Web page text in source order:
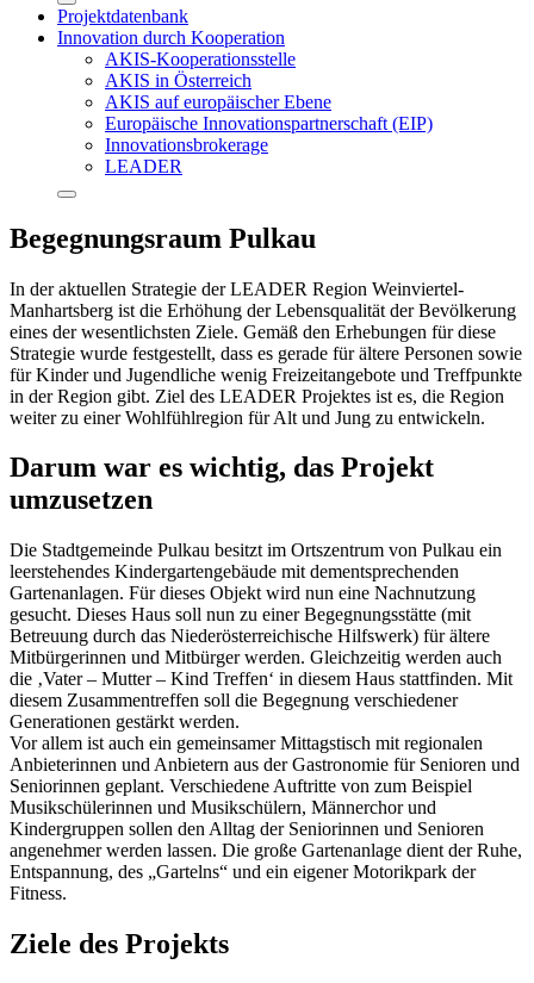
Projektdatenbank
Innovation durch Kooperation
AKIS-Kooperationsstelle
AKIS in Österreich
AKIS auf europäischer Ebene
Europäische Innovationspartnerschaft (EIP)
Innovationsbrokerage
LEADER
Begegnungsraum Pulkau
In der aktuellen Strategie der LEADER Region Weinviertel-
Manhartsberg ist die Erhöhung der Lebensqualität der Bevölkerung
eines der wesentlichsten Ziele. Gemäß den Erhebungen für diese
Strategie wurde festgestellt, dass es gerade für ältere Personen sowie
für Kinder und Jugendliche wenig Freizeitangebote und Treffpunkte
in der Region gibt. Ziel des LEADER Projektes ist es, die Region
weiter zu einer Wohlfühlregion für Alt und Jung zu entwickeln.
Darum war es wichtig, das Projekt
umzusetzen
Die Stadtgemeinde Pulkau besitzt im Ortszentrum von Pulkau ein
leerstehendes Kindergartengebäude mit dementsprechenden
Gartenanlagen. Für dieses Objekt wird nun eine Nachnutzung
gesucht. Dieses Haus soll nun zu einer Begegnungsstätte (mit
Betreuung durch das Niederösterreichische Hilfswerk) für ältere
Mitbürgerinnen und Mitbürger werden. Gleichzeitig werden auch
die ‚Vater – Mutter – Kind Treffen‘ in diesem Haus stattfinden. Mit
diesem Zusammentreffen soll die Begegnung verschiedener
Generationen gestärkt werden.
Vor allem ist auch ein gemeinsamer Mittagstisch mit regionalen
Anbieterinnen und Anbietern aus der Gastronomie für Senioren und
Seniorinnen geplant. Verschiedene Auftritte von zum Beispiel
Musikschülerinnen und Musikschülern, Männerchor und
Kindergruppen sollen den Alltag der Seniorinnen und Senioren
angenehmer werden lassen. Die große Gartenanlage dient der Ruhe,
Entspannung, des „Gartelns“ und ein eigener Motorikpark der
Fitness.
Ziele des Projekts